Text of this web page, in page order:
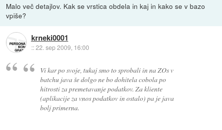
Malo več detajlov. Kak se vrstica obdela in kaj in kako se v bazo
vpiše?
krneki0001
::22. sep 2009, 16:00
Vi kar po svoje, tukaj smo to sprobali in na ZOs v
batchu java še dolgo ne bo dohitela cobola po
hitrosti za premetavanje podatkov. Za kliente
(aplikacije za vnos podatkov in ostalo) pa je java
bolj primerna.